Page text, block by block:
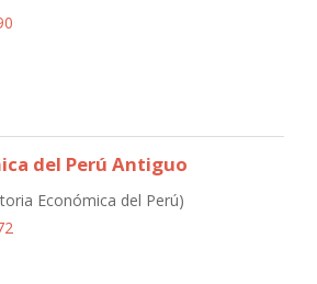
del Perú Antiguo
Económica del Perú)